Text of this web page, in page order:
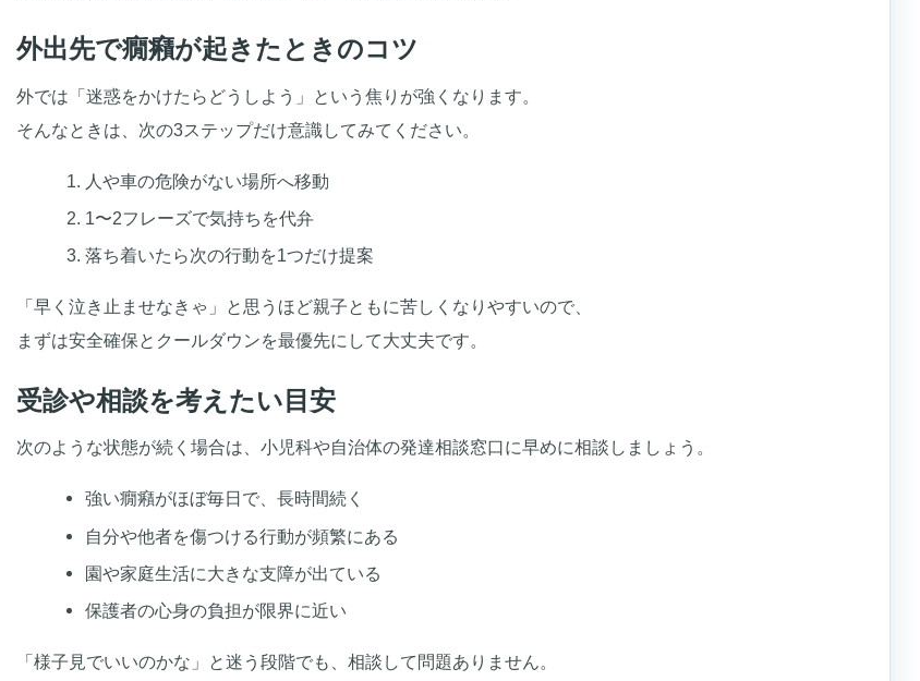
外出先で癇癪が起きたときのコツ
外では「迷惑をかけたらどうしよう」という焦りが強くなります。
そんなときは、次の3ステップだけ意識してみてください。
人や車の危険がない場所へ移動
1〜2フレーズで気持ちを代弁
落ち着いたら次の行動を1つだけ提案
「早く泣き止ませなきゃ」と思うほど親子ともに苦しくなりやすいので、
まずは安全確保とクールダウンを最優先にして大丈夫です。
受診や相談を考えたい目安
次のような状態が続く場合は、小児科や自治体の発達相談窓口に早めに相談しましょう。
強い癇癪がほぼ毎日で、長時間続く
自分や他者を傷つける行動が頻繁にある
園や家庭生活に大きな支障が出ている
保護者の心身の負担が限界に近い
「様子見でいいのかな」と迷う段階でも、相談して問題ありません。